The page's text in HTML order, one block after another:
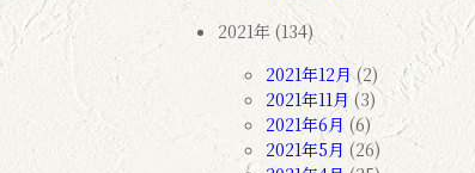
2021年 (134)
2021年12月(2)
2021年11月 (3)
2021年6月 (6)
2021年5月 (26)